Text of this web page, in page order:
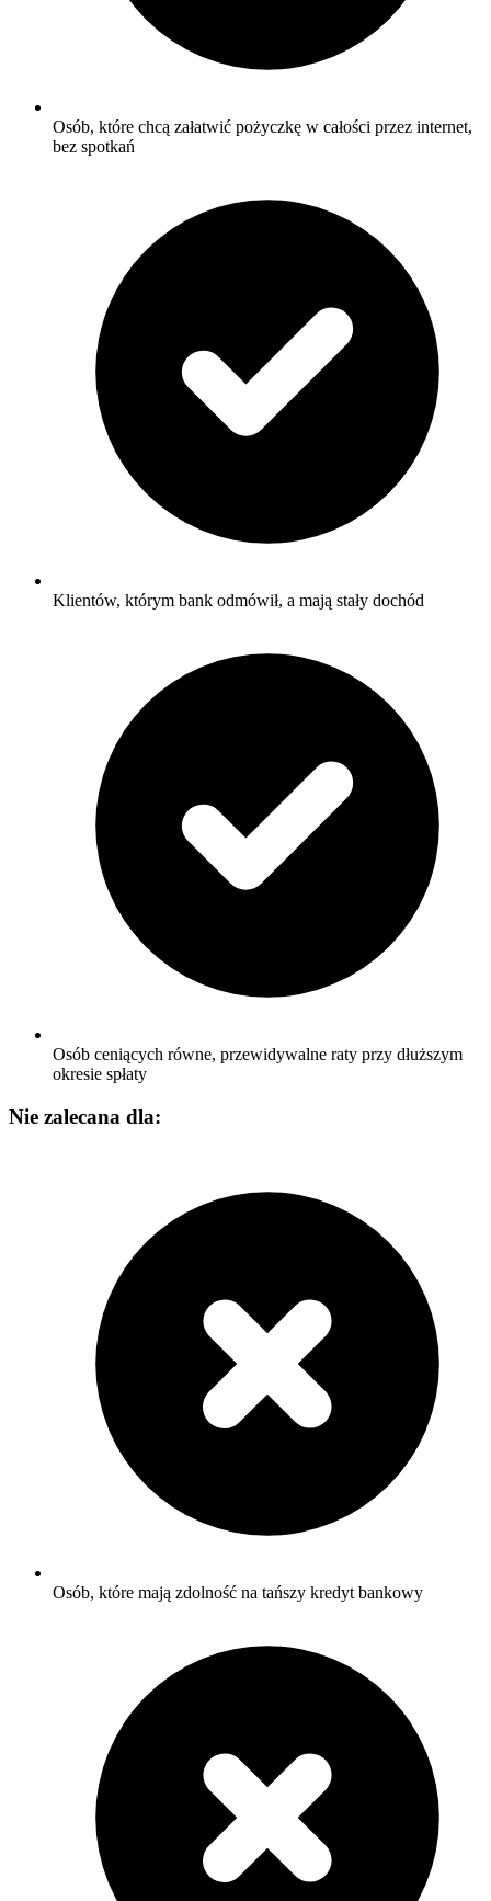
Osób, które chcą załatwić pożyczkę w całości przez internet,
bez spotkań
Klientów, którym bank odmówił, a mają stały dochód
Osób ceniących równe, przewidywalne raty przy dłuższym
okresie spłaty
Nie zalecana dla:
Osób, które mają zdolność na tańszy kredyt bankowy